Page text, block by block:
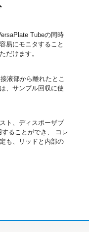
Tubeの同時
易にモニタすること
だけます。
液部から離れたとこ
、サンプル回収に使
ト、ディスポーザブ
ることができ、 コレ
も、リッドと内部の